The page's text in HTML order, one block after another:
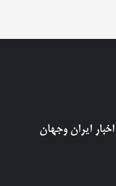
ایران وجهان